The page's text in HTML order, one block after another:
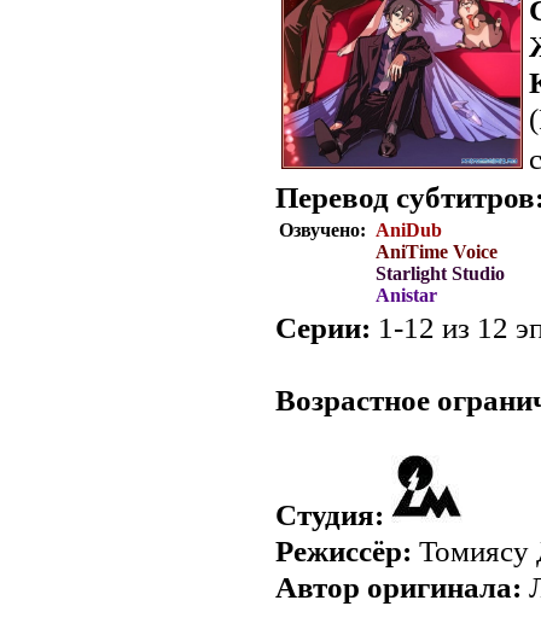
Перевод
Озвучено: AniDub
AniTime Voice
Starlight Studio
Anistar
Серии: 1-12 из 12
Возрастное
Студия:
Режиссёр: Томиясу
Автор оригинала: